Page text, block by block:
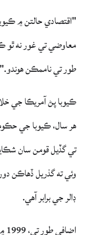
"اقتصادي حالتن ۾
معاوضي تي غور نه
طور تي ناممڪن هوندو."
ڪيوبا پڻ آمريڪا جي
هر سال، ڪيوبا جي
ڊالر جي برابر آهي.